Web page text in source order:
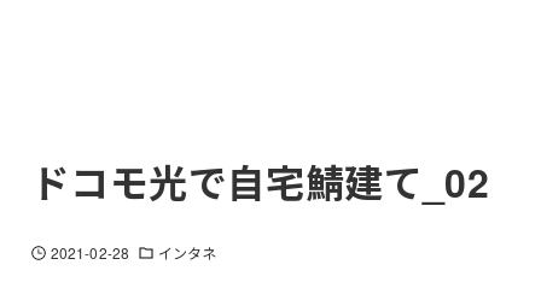
ドコモ光で自宅鯖建て_02
2021-02-28 インタネ